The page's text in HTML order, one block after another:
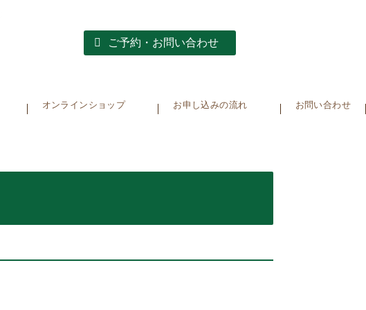
ご予約・お問い合わせ
オンラインショップ お申し込みの流れ お問い合わせ